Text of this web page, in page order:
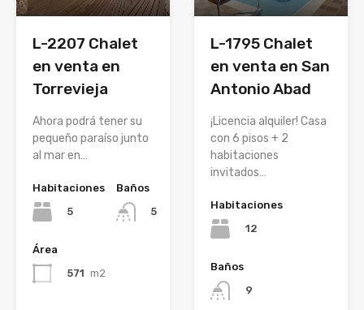
L-2207 Chalet
en venta en
Torrevieja
Ahora podrá tener su
pequeño paraíso junto
al mar en…
Habitaciones
5
Baños
5
Área
571 m2
L-1795 Chalet
en venta en San
Antonio Abad
¡Licencia alquiler! Casa
con 6 pisos + 2
habitaciones
invitados…
Habitaciones
12
Baños
9